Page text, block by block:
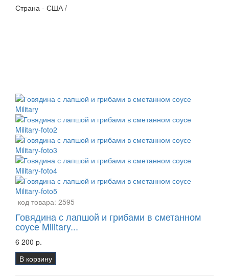
Страна - США /
код товара: 2595
Говядина с лапшой и грибами в сметанном
соусе Military...
6 200 р.
В корзину